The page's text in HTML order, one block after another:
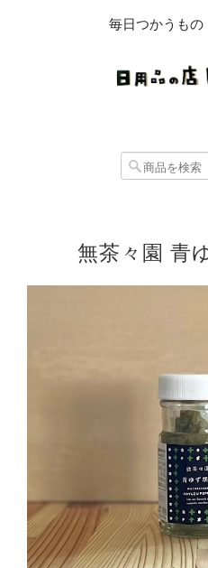
毎日つかうも
無茶々園 青